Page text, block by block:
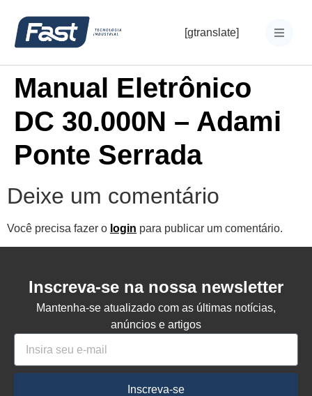
[gtranslate]
Manual Eletrônico
DC 30.000N – Adami
Ponte Serrada
Deixe um comentário
Você precisa fazer o login para publicar um comentário.
Inscreva-se na nossa newsletter
Mantenha-se atualizado com as últimas notícias,
anúncios e artigos
Inscreva-se